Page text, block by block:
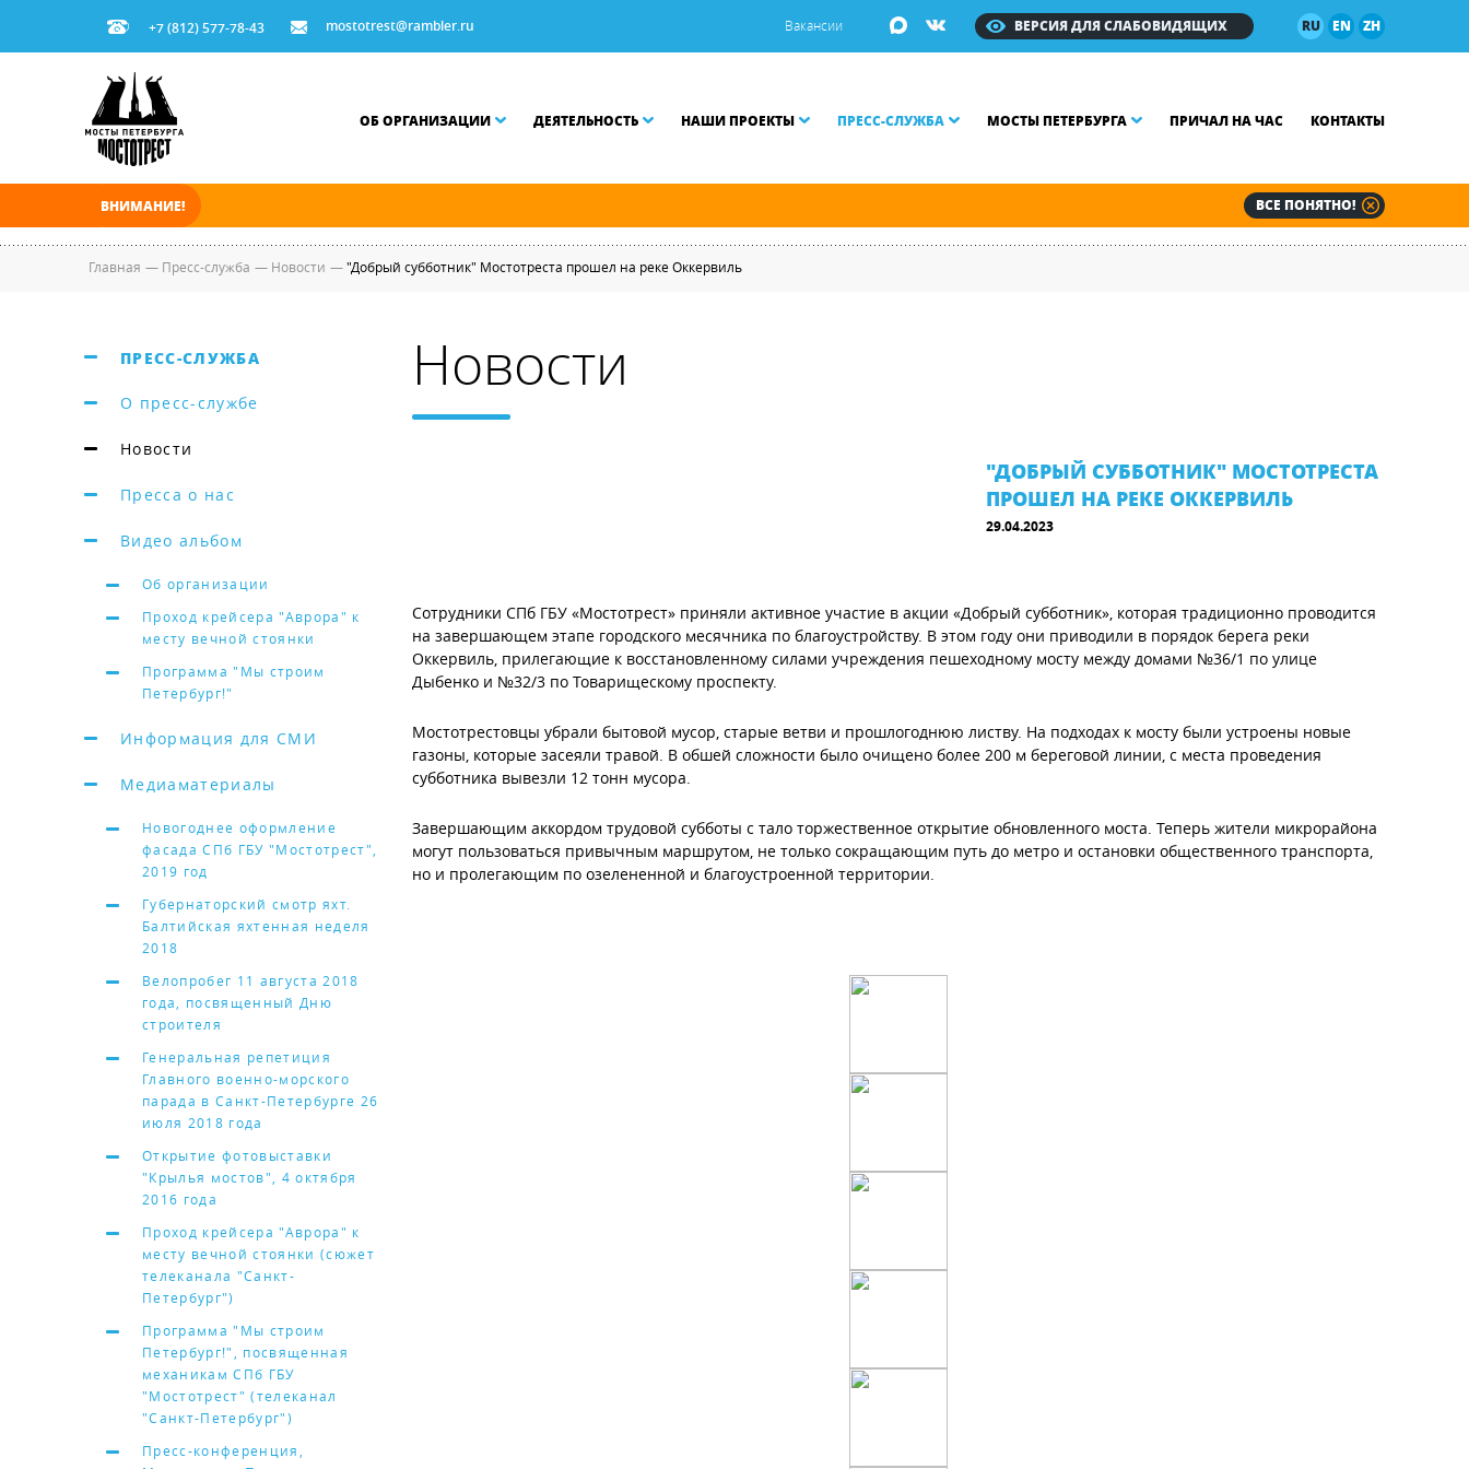
+7 (812) 577-78-43 mostotrest@rambler.ru RU EN ZH
ВЕРСИЯ ДЛЯ СЛАБОВИДЯЩИХ
Вакансии
ОБ ОРГАНИЗАЦИИ ДЕЯТЕЛЬНОСТЬ НАШИ ПРОЕКТЫ ПРЕСС-СЛУЖБА МОСТЫ ПЕТЕРБУРГА ПРИЧАЛ НА ЧАС КОНТАКТЫ
ВНИМАНИЕ! ВСЕ ПОНЯТНО!
Главная — Пресс-служба — Новости —"Добрый субботник" Мостотреста прошел на реке Оккервиль
ПРЕСС-СЛУЖБА
О пресс-службе
Новости
Пресса о нас
Видео альбом
Об организации
Проход крейсера "Аврора" к
месту вечной стоянки
Программа "Мы строим
Петербург!"
Информация для СМИ
Медиаматериалы
Новогоднее оформление
фасада СПб ГБУ "Мостотрест",
2019 год
Губернаторский смотр яхт.
Балтийская яхтенная неделя
2018
Велопробег 11 августа 2018
года, посвященный Дню
строителя
Генеральная репетиция
Главного военно-морского
парада в Санкт-Петербурге 26
июля 2018 года
Открытие фотовыставки
"Крылья мостов", 4 октября
2016 года
Проход крейсера "Аврора" к
месту вечной стоянки (сюжет
телеканала "Санкт-
Петербург")
Программа "Мы строим
Петербург!", посвященная
механикам СПб ГБУ
"Мостотрест" (телеканал
"Санкт-Петербург")
Пресс-конференция,
Новости
"ДОБРЫЙ СУББОТНИК" МОСТОТРЕСТА
ПРОШЕЛ НА РЕКЕ ОККЕРВИЛЬ
29.04.2023
Сотрудники СПб ГБУ «Мостотрест» приняли активное участие в акции «Добрый субботник», которая традиционно проводится
на завершающем этапе городского месячника по благоустройству. В этом году они приводили в порядок берега реки
Оккервиль, прилегающие к восстановленному силами учреждения пешеходному мосту между домами №36/1 по улице
Дыбенко и №32/3 по Товарищескому проспекту.
Мостотрестовцы убрали бытовой мусор, старые ветви и прошлогоднюю листву. На подходах к мосту были устроены новые
газоны, которые засеяли травой. В обшей сложности было очищено более 200 м береговой линии, с места проведения
субботника вывезли 12 тонн мусора.
Завершающим аккордом трудовой субботы с тало торжественное открытие обновленного моста. Теперь жители микрорайона
могут пользоваться привычным маршрутом, не только сокращающим путь до метро и остановки общественного транспорта,
но и пролегающим по озелененной и благоустроенной территории.